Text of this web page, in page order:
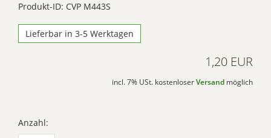
Produkt-ID: CVP M443S
Lieferbar in 3-5 Werktagen
1,20 EUR
incl. 7% USt. kostenloser Versand möglich
Anzahl: